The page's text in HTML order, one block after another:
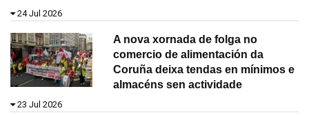
24 Jul 2026
A nova xornada de folga no
comercio de alimentación da
Coruña deixa tendas en mínimos e
almacéns sen actividade
23 Jul 2026